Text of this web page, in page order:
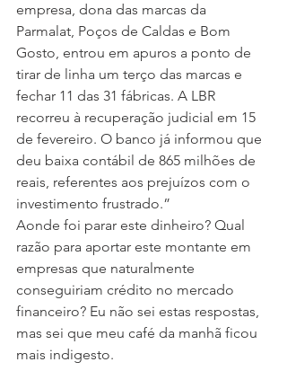
empresa, dona das marcas da
Parmalat, Poços de Caldas e Bom
Gosto, entrou em apuros a ponto de
tirar de linha um terço das marcas e
fechar 11 das 31 fábricas. A LBR
recorreu à recuperação judicial em 15
de fevereiro. O banco já informou que
deu baixa contábil de 865 milhões de
reais, referentes aos prejuízos com o
investimento frustrado.”
Aonde foi parar este dinheiro? Qual
razão para aportar este montante em
empresas que naturalmente
conseguiriam crédito no mercado
financeiro? Eu não sei estas respostas,
mas sei que meu café da manhã ficou
mais indigesto.